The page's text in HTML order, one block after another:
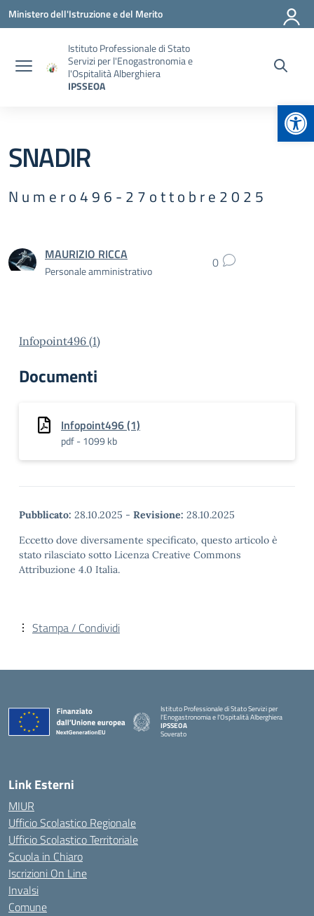
Vai ai contenuti
Vai al menu di navigazione
Vai al footer
Ministero dell'Istruzione e del Merito
Istituto Professionale di Stato
Servizi per l'Enogastronomia e
l'Ospitalità Alberghiera
IPSSEOA
SNADIR
N u m e r o 4 9 6 - 2 7 o t t o b r e 2 0 2 5
MAURIZIO RICCA
Personale amministrativo 0
Infopoint496 (1)
Documenti
Infopoint496 (1)
pdf - 1099 kb
Pubblicato: 28.10.2025 - Revisione: 28.10.2025
Eccetto dove diversamente specificato, questo articolo è
stato rilasciato sotto Licenza Creative Commons
Attribuzione 4.0 Italia.
Stampa / Condividi
Istituto Professionale di Stato Servizi per
l'Enogastronomia e l'Ospitalità Alberghiera
IPSSEOA
Soverato
Link Esterni
MIUR
Ufficio Scolastico Regionale
Ufficio Scolastico Territoriale
Scuola in Chiaro
Iscrizioni On Line
Invalsi
Comune